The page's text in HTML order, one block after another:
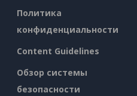
Политика
конфиденциальности
Content Guidelines
Обзор системы
безопасности